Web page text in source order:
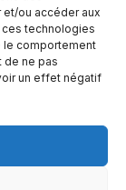
ou accéder aux
technologies
le comportement
de ne pas
un effet négatif